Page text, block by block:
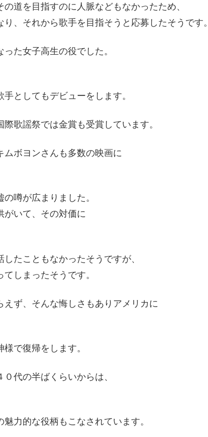
道を目指すのに人脈などもなかったため、
、それから歌手を目指そうと応募したそうです。
た女子高生の役でした。
としてもデビューをします。
歌謡祭では金賞も受賞しています。
ムボヨンさんも多数の映画に
噂が広まりました。
がいて、その対価に
たこともなかったそうですが、
しまったそうです。
ず、そんな悔しさもありアメリカに
で復帰をします。
代の半ばくらいからは、
力的な役柄もこなされています。